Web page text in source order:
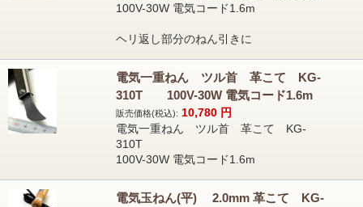
100V-30W 電気コード1.6m
ヘリ返し部分のねん引きに
電気一重ねん ツル首 革こて KG-
310T 100V-30W 電気コード1.6m
販売価格(税込): 10,780 円
電気一重ねん ツル首 革こて KG-
310T
100V-30W 電気コード1.6m
電気玉ねん(平) 2.0mm 革こて KG-